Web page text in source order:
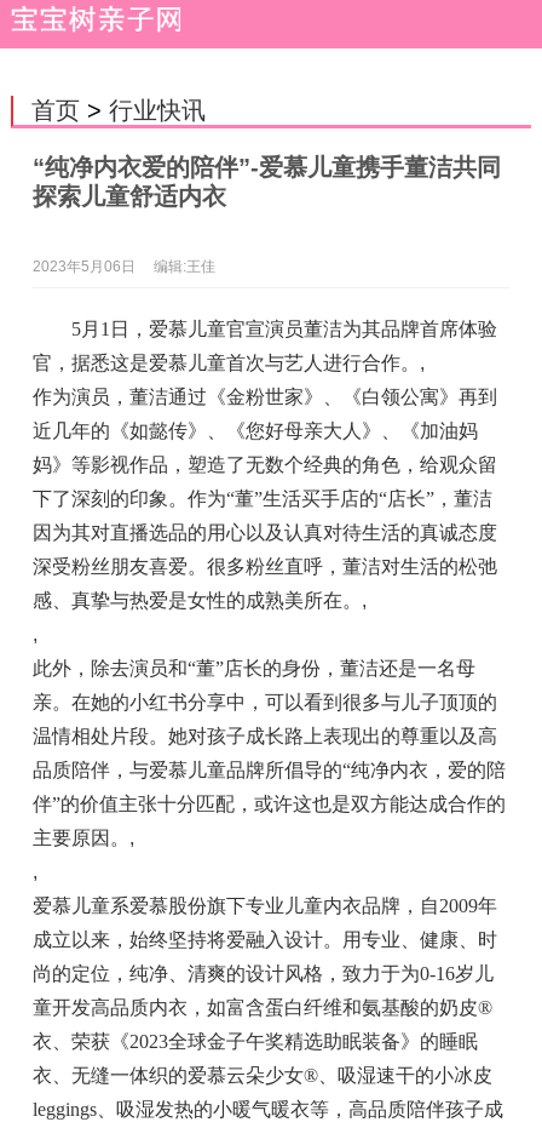
首页> 行业快讯
“纯净内衣爱的陪伴”-爱慕儿童携手董洁共同
探索儿童舒适内衣
2023年5月06日 编辑:王佳
5月1日，爱慕儿童官宣演员董洁为其品牌首席体验
官，据悉这是爱慕儿童首次与艺人进行合作。 ,
作为演员，董洁通过《金粉世家》、《白领公寓》再到
近几年的《如懿传》、《您好母亲大人》、《加油妈
妈》等影视作品，塑造了无数个经典的角色，给观众留
下了深刻的印象。作为“董”生活买手店的“店长”，董洁
因为其对直播选品的用心以及认真对待生活的真诚态度
深受粉丝朋友喜爱。很多粉丝直呼，董洁对生活的松弛
感、真挚与热爱是女性的成熟美所在。 ,
,
此外，除去演员和“董”店长的身份，董洁还是一名母
亲。在她的小红书分享中，可以看到很多与儿子顶顶的
温情相处片段。她对孩子成长路上表现出的尊重以及高
品质陪伴，与爱慕儿童品牌所倡导的“纯净内衣，爱的陪
伴”的价值主张十分匹配，或许这也是双方能达成合作的
主要原因。 ,
,
爱慕儿童系爱慕股份旗下专业儿童内衣品牌，自2009年
成立以来，始终坚持将爱融入设计。用专业、健康、时
尚的定位，纯净、清爽的设计风格，致力于为0-16岁儿
童开发高品质内衣，如富含蛋白纤维和氨基酸的奶皮®
衣、荣获《2023全球金子午奖精选助眠装备》的睡眠
衣、无缝一体织的爱慕云朵少女®、吸湿速干的小冰皮
leggings、吸湿发热的小暖气暖衣等，高品质陪伴孩子成